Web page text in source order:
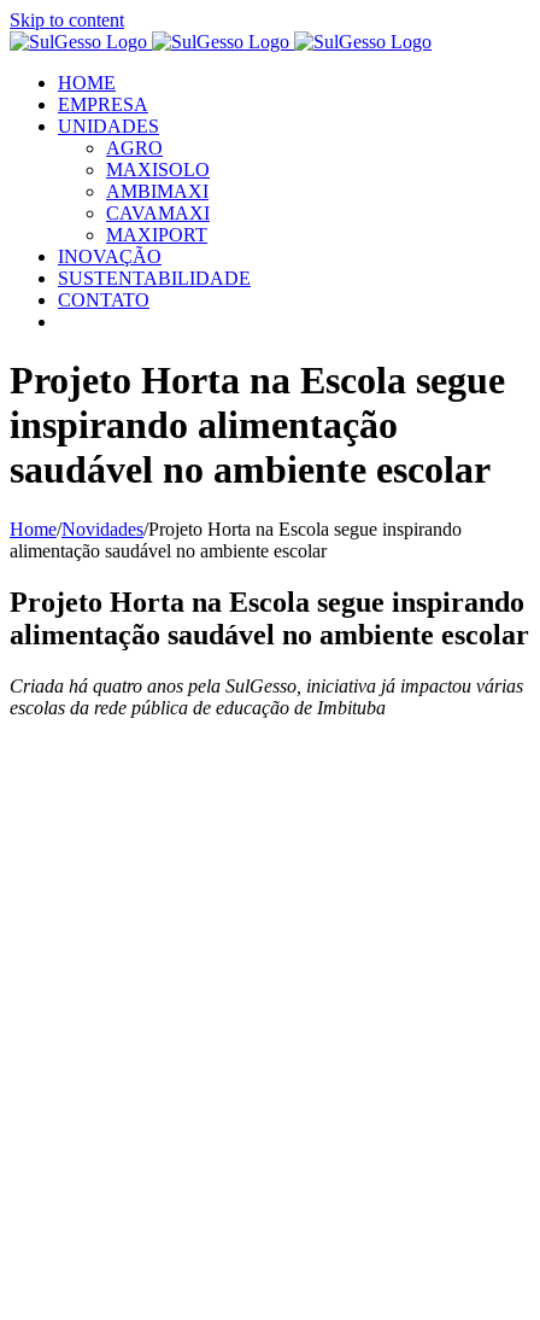
Skip to content
HOME
EMPRESA
UNIDADES
AGRO
MAXISOLO
AMBIMAXI
CAVAMAXI
MAXIPORT
INOVAÇÃO
SUSTENTABILIDADE
CONTATO
Projeto Horta na Escola segue
inspirando alimentação
saudável no ambiente escolar
Home/Novidades/Projeto Horta na Escola segue inspirando
alimentação saudável no ambiente escolar
Projeto Horta na Escola segue inspirando
alimentação saudável no ambiente escolar
Criada há quatro anos pela SulGesso, iniciativa já impactou várias
escolas da rede pública de educação de Imbituba